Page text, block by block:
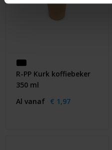
R-PP Kurk koffiebeker
350 ml
Al vanaf € 1,97